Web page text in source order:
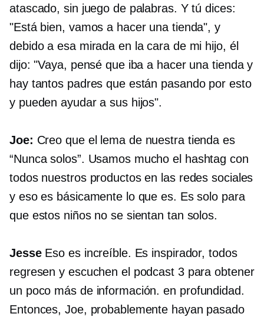
atascado, sin juego de palabras. Y tú dices:
"Está bien, vamos a hacer una tienda", y
debido a esa mirada en la cara de mi hijo, él
dijo: "Vaya, pensé que iba a hacer una tienda y
hay tantos padres que están pasando por esto
y pueden ayudar a sus hijos".
Joe: Creo que el lema de nuestra tienda es
“Nunca solos”. Usamos mucho el hashtag con
todos nuestros productos en las redes sociales
y eso es básicamente lo que es. Es solo para
que estos niños no se sientan tan solos.
JesseEso es increíble. Es inspirador, todos
regresen y escuchen el podcast 3 para obtener
un poco más de información.en profundidad.
Entonces, Joe, probablemente hayan pasado